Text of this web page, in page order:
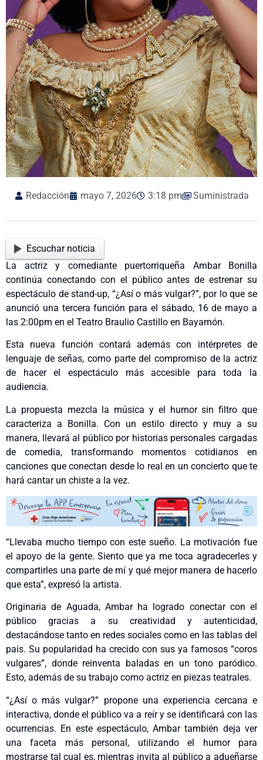
Redacción mayo 7, 2026 3:18 pm Suministrada
Escuchar noticia
La actriz y comediante puertorriqueña Ambar Bonilla
continúa conectando con el público antes de estrenar su
espectáculo de stand-up, “¿Así o más vulgar?”, por lo que se
anunció una tercera función para el sábado, 16 de mayo a
las 2:00pm en el Teatro Braulio Castillo en Bayamón.
Esta nueva función contará además con intérpretes de
lenguaje de señas, como parte del compromiso de la actriz
de hacer el espectáculo más accesible para toda la
audiencia.
La propuesta mezcla la música y el humor sin filtro que
caracteriza a Bonilla. Con un estilo directo y muy a su
manera, llevará al público por historias personales cargadas
de comedia, transformando momentos cotidianos en
canciones que conectan desde lo real en un concierto que te
hará cantar un chiste a la vez.
“Llevaba mucho tiempo con este sueño. La motivación fue
el apoyo de la gente. Siento que ya me toca agradecerles y
compartirles una parte de mí y qué mejor manera de hacerlo
que esta”, expresó la artista.
Originaria de Aguada, Ambar ha logrado conectar con el
público gracias a su creatividad y autenticidad,
destacándose tanto en redes sociales como en las tablas del
país. Su popularidad ha crecido con sus ya famosos “coros
vulgares”, donde reinventa baladas en un tono paródico.
Esto, además de su trabajo como actriz en piezas teatrales.
“¿Así o más vulgar?” propone una experiencia cercana e
interactiva, donde el público va a reír y se identificará con las
ocurrencias. En este espectáculo, Ambar también deja ver
una faceta más personal, utilizando el humor para
mostrarse tal cual es, mientras invita al público a adueñarse